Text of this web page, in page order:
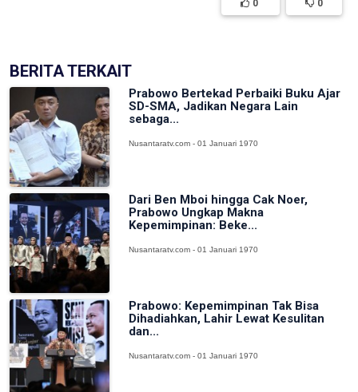
0 0
BERITA TERKAIT
Prabowo Bertekad Perbaiki Buku Ajar
SD-SMA, Jadikan Negara Lain
sebaga...
Nusantaratv.com - 01 Januari 1970
Dari Ben Mboi hingga Cak Noer,
Prabowo Ungkap Makna
Kepemimpinan: Beke...
Nusantaratv.com - 01 Januari 1970
Prabowo: Kepemimpinan Tak Bisa
Dihadiahkan, Lahir Lewat Kesulitan
dan...
Nusantaratv.com - 01 Januari 1970